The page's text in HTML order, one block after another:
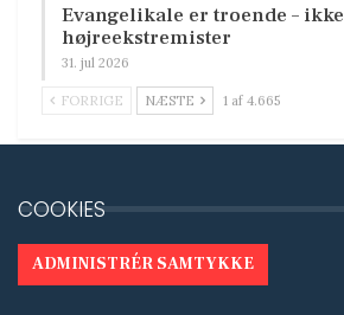
Evangelikale er troende – ikke
højreekstremister
31. jul 2026
FORRIGE NÆSTE 1 af 4.665
COOKIES
ADMINISTRÉR SAMTYKKE